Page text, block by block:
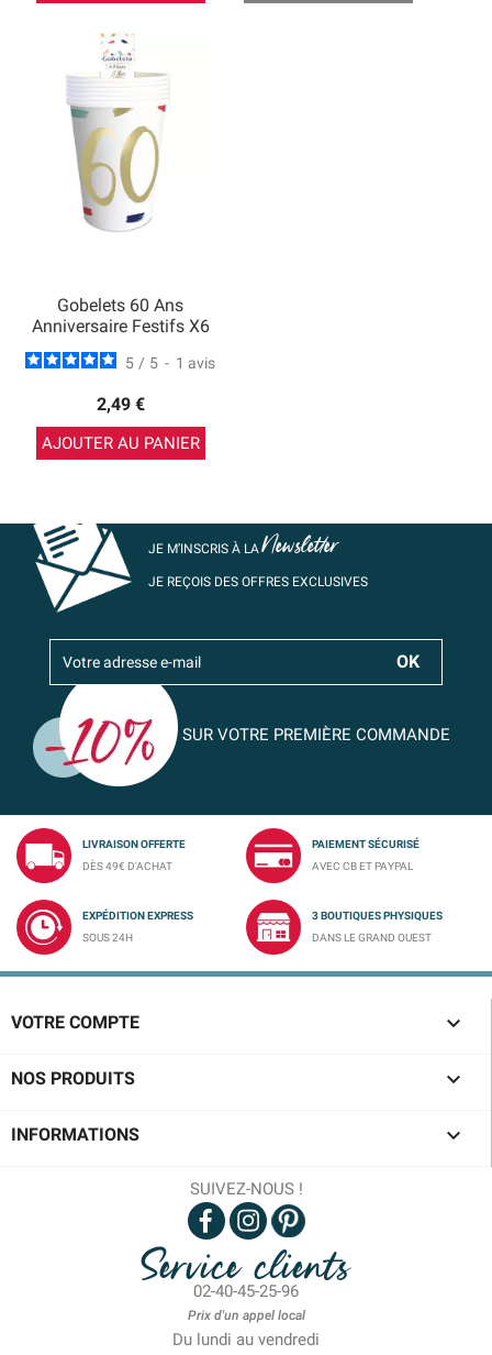
Gobelets 60 Ans
Anniversaire Festifs X6
5 / 5 - 1 avis
2,49 €
AJOUTER AU PANIER
JE M’INSCRIS À LANewsletter
JE REÇOIS DES OFFRES EXCLUSIVES
SUR VOTRE PREMIÈRE COMMANDE
LIVRAISON OFFERTE
DÈS 49€ D'ACHAT
PAIEMENT SÉCURISÉ
AVEC CB ET PAYPAL
EXPÉDITION EXPRESS
SOUS 24H
3 BOUTIQUES PHYSIQUES
DANS LE GRAND OUEST
VOTRE COMPTE 
NOS PRODUITS 
INFORMATIONS 
SUIVEZ-NOUS !
Service clients
02-40-45-25-96
Prix d'un appel local
Du lundi au vendredi